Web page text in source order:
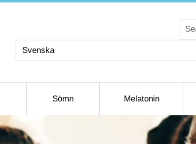
Välj
Sömn Melatonin